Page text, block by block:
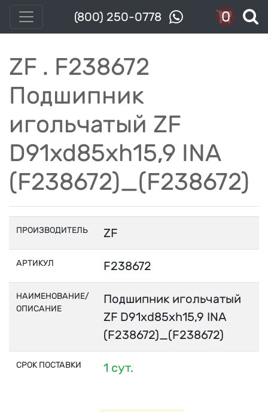
(800) 250-0778 0
ZF . F238672
Подшипник
игольчатый ZF
D91xd85xh15,9 INA
(F238672)_(F238672)
ПРОИЗВОДИТЕЛЬ ZF
АРТИКУЛ F238672
НАИМЕНОВАНИЕ/
ОПИСАНИЕ
Подшипник игольчатый
ZF D91xd85xh15,9 INA
(F238672)_(F238672)
СРОК ПОСТАВКИ 1 сут.